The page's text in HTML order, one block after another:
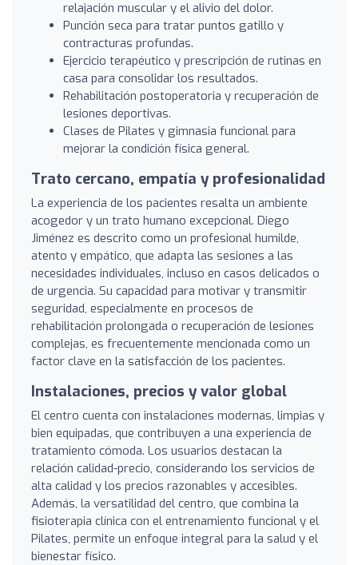
relajación muscular y el alivio del dolor.
Punción seca para tratar puntos gatillo y
contracturas profundas.
Ejercicio terapéutico y prescripción de rutinas en
casa para consolidar los resultados.
Rehabilitación postoperatoria y recuperación de
lesiones deportivas.
Clases de Pilates y gimnasia funcional para
mejorar la condición física general.
Trato cercano, empatía y profesionalidad
La experiencia de los pacientes resalta un ambiente
acogedor y un trato humano excepcional. Diego
Jiménez es descrito como un profesional humilde,
atento y empático, que adapta las sesiones a las
necesidades individuales, incluso en casos delicados o
de urgencia. Su capacidad para motivar y transmitir
seguridad, especialmente en procesos de
rehabilitación prolongada o recuperación de lesiones
complejas, es frecuentemente mencionada como un
factor clave en la satisfacción de los pacientes.
Instalaciones, precios y valor global
El centro cuenta con instalaciones modernas, limpias y
bien equipadas, que contribuyen a una experiencia de
tratamiento cómoda. Los usuarios destacan la
relación calidad-precio, considerando los servicios de
alta calidad y los precios razonables y accesibles.
Además, la versatilidad del centro, que combina la
fisioterapia clínica con el entrenamiento funcional y el
Pilates, permite un enfoque integral para la salud y el
bienestar físico.